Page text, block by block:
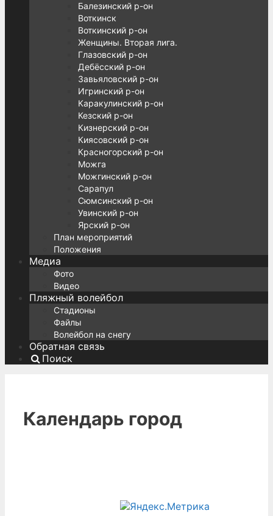
Балезинский р-он
Воткинск
Воткинский р-он
Женщины. Вторая лига.
Глазовский р-он
Дебёсский р-он
Завьяловский р-он
Игринский р-он
Каракулинский р-он
Кезский р-он
Кизнерский р-он
Киясовский р-он
Красногорский р-он
Можга
Можгинский р-он
Сарапул
Сюмсинский р-он
Увинский р-он
Ярский р-он
План мероприятий
Положения
Медиа
Фото
Видео
Пляжный волейбол
Стадионы
Файлы
Волейбол на снегу
Обратная связь
Поиск
Календарь город